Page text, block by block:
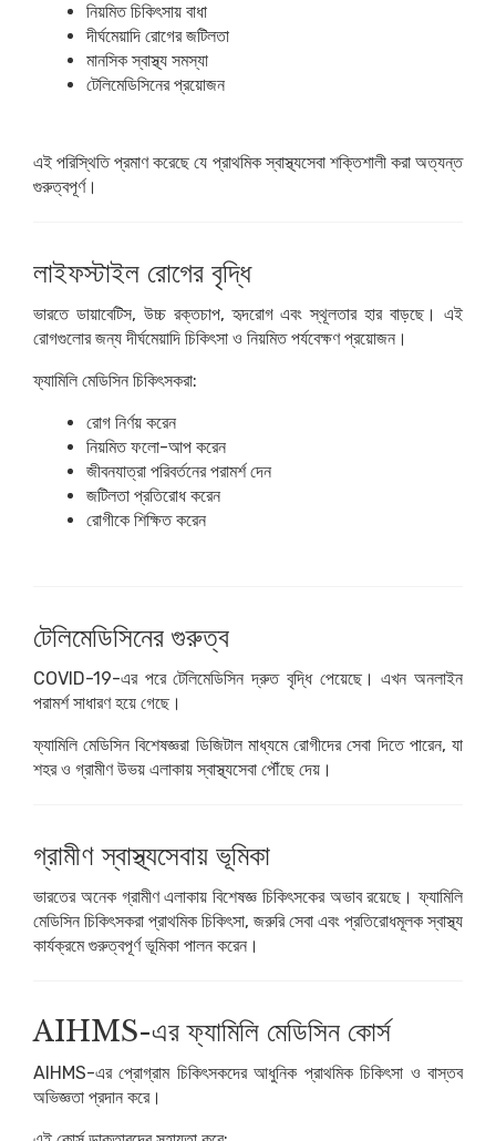
নিয়মিত চিকিৎসায় বাধা
দীর্ঘমেয়াদি রোগের জটিলতা
মানসিক স্বাস্থ্য সমস্যা
টেলিমেডিসিনের প্রয়োজন
এই পরিস্থিতি প্রমাণ করেছে যে প্রাথমিক স্বাস্থ্যসেবা শক্তিশালী করা অত্যন্ত
গুরুত্বপূর্ণ।
লাইফস্টাইল রোগের বৃদ্ধি
ভারতে ডায়াবেটিস, উচ্চ রক্তচাপ, হৃদরোগ এবং স্থূলতার হার বাড়ছে। এই
রোগগুলোর জন্য দীর্ঘমেয়াদি চিকিৎসা ও নিয়মিত পর্যবেক্ষণ প্রয়োজন।
ফ্যামিলি মেডিসিন চিকিৎসকরা:
রোগ নির্ণয় করেন
নিয়মিত ফলো-আপ করেন
জীবনযাত্রা পরিবর্তনের পরামর্শ দেন
জটিলতা প্রতিরোধ করেন
রোগীকে শিক্ষিত করেন
টেলিমেডিসিনের গুরুত্ব
COVID-19-এর পরে টেলিমেডিসিন দ্রুত বৃদ্ধি পেয়েছে। এখন অনলাইন
পরামর্শ সাধারণ হয়ে গেছে।
ফ্যামিলি মেডিসিন বিশেষজ্ঞরা ডিজিটাল মাধ্যমে রোগীদের সেবা দিতে পারেন, যা
শহর ও গ্রামীণ উভয় এলাকায় স্বাস্থ্যসেবা পৌঁছে দেয়।
গ্রামীণ স্বাস্থ্যসেবায় ভূমিকা
ভারতের অনেক গ্রামীণ এলাকায় বিশেষজ্ঞ চিকিৎসকের অভাব রয়েছে। ফ্যামিলি
মেডিসিন চিকিৎসকরা প্রাথমিক চিকিৎসা, জরুরি সেবা এবং প্রতিরোধমূলক স্বাস্থ্য
কার্যক্রমে গুরুত্বপূর্ণ ভূমিকা পালন করেন।
AIHMS-এর ফ্যামিলি মেডিসিন কোর্স
AIHMS-এর প্রোগ্রাম চিকিৎসকদের আধুনিক প্রাথমিক চিকিৎসা ও বাস্তব
অভিজ্ঞতা প্রদান করে।